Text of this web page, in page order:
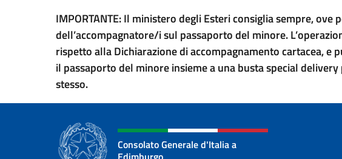
IMPORTANTE: Il ministero degli Esteri consiglia sempre,
dell’accompagnatore/i sul passaporto del minore.
rispetto alla Dichiarazione di accompagnamento cartacea, e
il passaporto del minore insieme a una busta special
stesso.
Consolato Generale d'Italia a